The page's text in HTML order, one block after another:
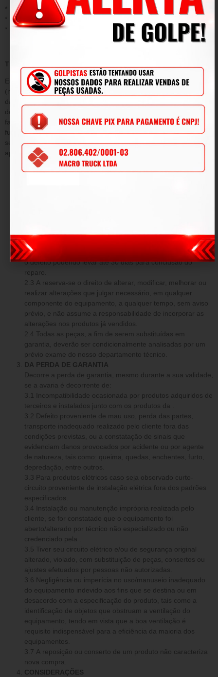
* Instalação ou aplicação inadequada;
* Modificações, adaptações e adulterações no produto original
* Mau uso;
TERMO DE GARANTIA
Este termo tem como objetivo garantir pelo período de 90
(noventa) dias de prazo, tempo determinado por lei a contar da
data de emissão da Nota Fiscal de venda e conforme condições
descritas abaixo, a qualidade do produto contra defeitos de
fabricação que venham afetar a integridade física e/ou o
funcionamento do mesmo, durante este período, será submetida
sem ônus para o cliente, todas as peças e componentes que
apresentarem defeitos comprovados de projeto e/ou fabricação.
DA GARANTIA
2.2 A compromete-se em dar início na manutenção e
reparos num período de até 7 (sete) dias após comprovado
o defeito podendo levar até 30 dias para conclusão do
reparo.
2.3 A reserva-se o direito de alterar, modificar, melhorar ou
realizar alterações que julgar necessário, em qualquer
componente do equipamento, a qualquer tempo, sem aviso
prévio, e não assume a responsabilidade de incorporar as
alterações nos produtos já vendidos.
2.4 Todas as peças, a fim de serem substituídas em
garantia, deverão ser condicionalmente analisadas por um
prévio exame do nosso departamento técnico.
DA PERDA DE GARANTIA
Decorre a perda de garantia, mesmo durante a sua validade,
se a avaria é decorrente de:
3.1 Incompatibilidade ocasionada por produtos adquiridos de
terceiros e instalados junto com os produtos da .
3.2 Defeito proveniente de mau uso, perda das partes,
transporte inadequado realizado pelo cliente fora das
condições previstas, ou a constatação de sinais que
evidenciam danos provocados por acidente ou por agente
de natureza, tais como: queima, quedas, enchentes, furto,
depredação, entre outros.
3.3 Para produtos elétricos caso seja observado curto-
circuito proveniente de instalação elétrica fora dos padrões
especificados.
3.4 Instalação ou manutenção imprópria realizada pelo
cliente, se for constatado que o equipamento foi
aberto/alterado por técnico não especializado ou não
credenciado pela .
3.5 Tiver seu circuito elétrico e/ou de segurança original
alterado, violado, com substituição de peças, consertos ou
ajustes efetuados por pessoas não autorizadas.
3.6 Negligência ou imperícia no uso/manuseio inadequado
do equipamento indevido aos fins que se destina ou em
desacordo com a especificação do produto, tais como a
identificação de objetos que obstruam a ventilação do
equipamento, tendo em vista que a boa ventilação é
requisito indispensável para a eficiência da maioria dos
equipamentos.
3.7 A reposição ou conserto de um produto não caracteriza
nova compra.
CONSIDERAÇÕES